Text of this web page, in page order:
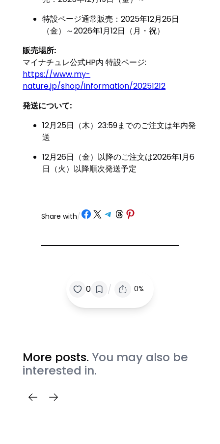
特設ページ通常販売：2025年12月26日
（金）～2026年1月12日（月・祝）
販売場所:
マイナチュレ公式HP内 特設ページ:
https://www.my-
nature.jp/shop/information/20251212
発送について:
12月25日（木）23:59までのご注文は年内発
送
12月26日（金）以降のご注文は2026年1月6
日（火）以降順次発送予定
Share with/ Share on Facebook
Share on X Share on Telegram
Share on Threads
Share on Pinterest
0 / 0%
More posts. You may also be
interested in.